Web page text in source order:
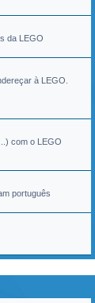
da LEGO
à LEGO.
com o LEGO
português